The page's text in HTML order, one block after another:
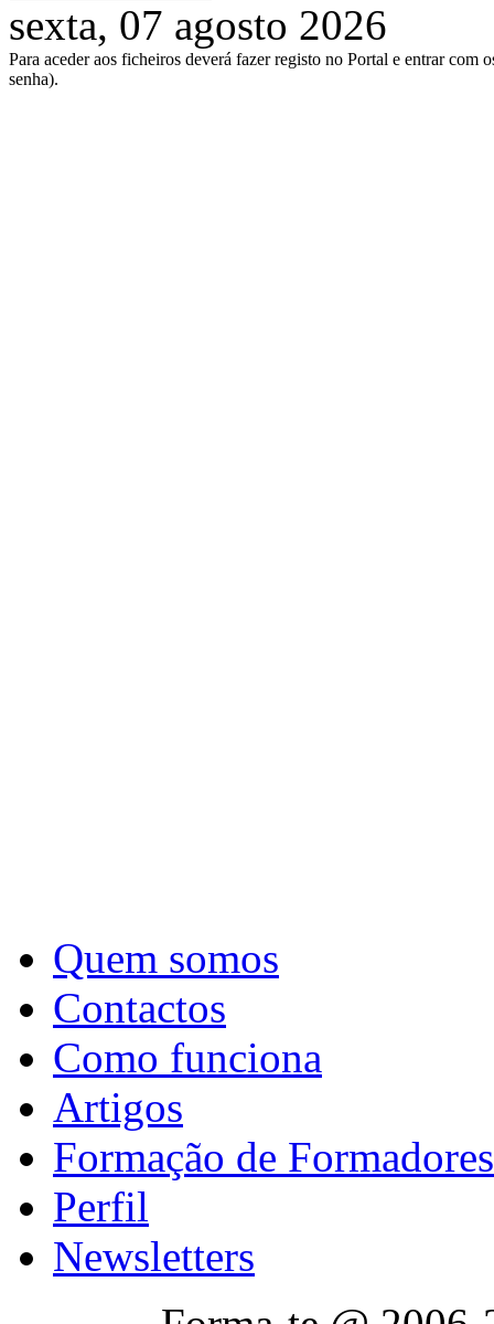
sexta, 07 agosto 2026
Para aceder aos ficheiros deverá fazer registo no Portal e entrar com
senha).
Quem somos
Contactos
Como funciona
Artigos
Formação de Formadores
Perfil
Newsletters